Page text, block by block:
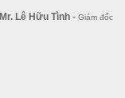
Mr. Lê Hữu Tình - Giám đốc